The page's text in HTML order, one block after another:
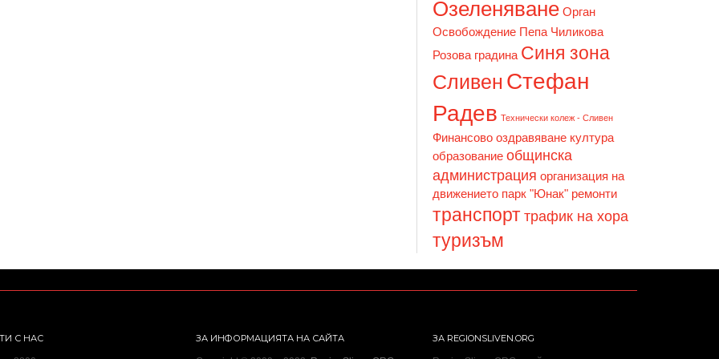
Озеленяване Орган
Освобождение Пепа Чиликова
Розова градина Синя зона
Сливен Стефан
Радев Технически колеж - Сливен
Финансово оздравяване култура
образование общинска
администрация организация на
движението парк "Юнак" ремонти
транспорт трафик на хора
туризъм
С НАС ЗА ИНФОРМАЦИЯТА НА САЙТА ЗА REGIONSLIVEN.ORG